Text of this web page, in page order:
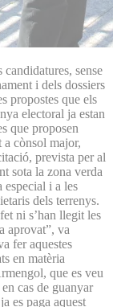
sense
i dels dossiers
propostes que els
electoral ja estan
que proposen
a cònsol major,
prevista per al
sota la zona verda
especial i a les
dels terrenys.
ni s’han llegit les
aprovat”, va
fer aquestes
en matèria
que es veu
cas de guanyar
es paga aquest